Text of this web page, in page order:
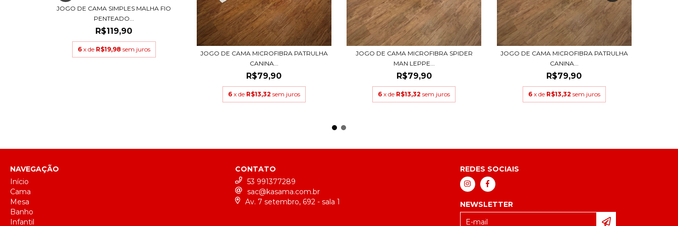
JOGO DE CAMA SIMPLES MALHA FIO
PENTEADO...
R$119,90
6 x de R$19,98 sem juros
JOGO DE CAMA MICROFIBRA PATRULHA
CANINA...
R$79,90
6 x de R$13,32 sem juros
JOGO DE CAMA MICROFIBRA SPIDER
MAN LEPPE...
R$79,90
6 x de R$13,32 sem juros
JOGO DE CAMA MICROFIBRA PATRULHA
CANINA...
R$79,90
6 x de R$13,32 sem juros
NAVEGAÇÃO
Início
Cama
Mesa
Banho
Infantil
CONTATO
53 991377289
sac@kasama.com.br
Av. 7 setembro, 692 - sala 1
REDES SOCIAIS
NEWSLETTER